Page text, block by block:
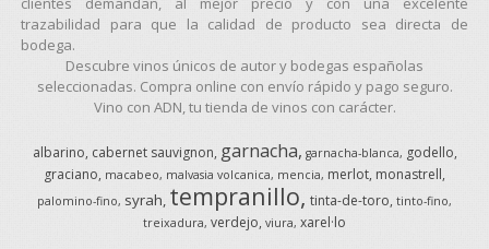
trazabilidad para que la calidad de producto sea directa de
bodega.
Descubre vinos únicos de autor y bodegas españolas
seleccionadas. Compra online con envío rápido y pago seguro.
Vino con ADN, tu tienda de vinos con carácter.
albarino cabernet sauvignon garnacha garnacha-blanca
godello
graciano macabeo malvasia volcanica mencia merlot monastrell
palomino-fino syrah tempranillo tinta-de-toro tinto-fino
treixadura verdejo viura xarel·lo